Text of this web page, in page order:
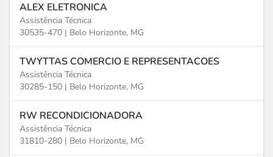
ALEX ELETRONICA
Assistência Técnica
30535-470 | Belo Horizonte, MG
TWYTTAS COMERCIO E REPRESENTACOES
Assistência Técnica
30285-150 | Belo Horizonte, MG
RW RECONDICIONADORA
Assistência Técnica
31810-280 | Belo Horizonte, MG